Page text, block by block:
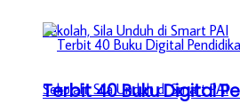
Terbit 40 Buku Digital